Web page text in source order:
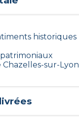
historiques
sur-Lyon